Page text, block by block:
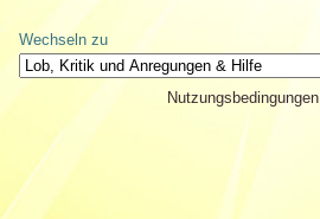
Wechseln zu
Nutzungsbedingungen